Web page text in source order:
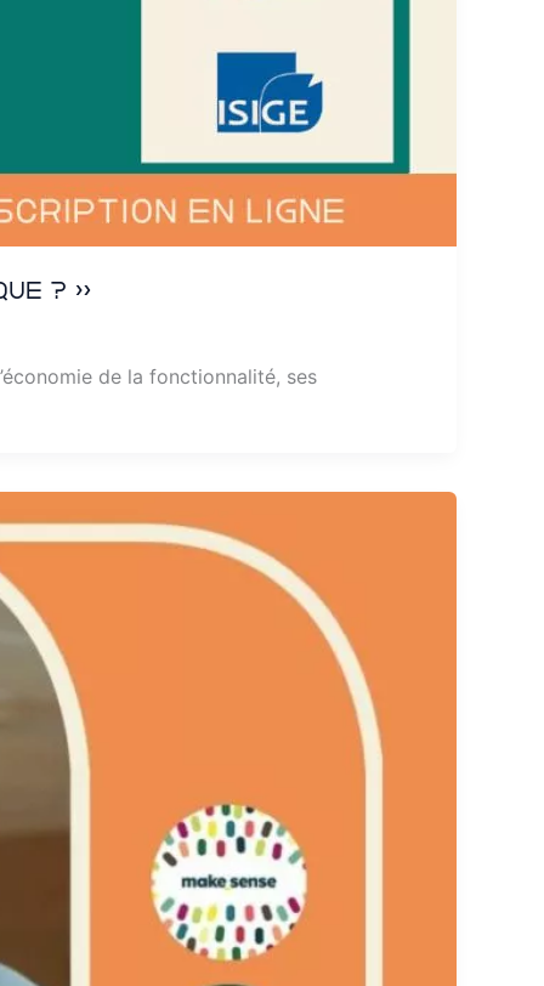
? »
de la fonctionnalité, ses